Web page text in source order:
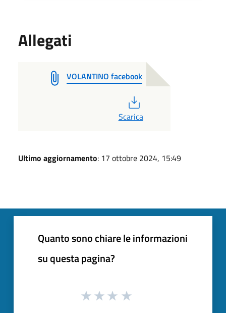
Allegati
VOLANTINO facebook
Scarica
Ultimo aggiornamento: 17 ottobre 2024, 15:49
Quanto sono chiare le informazioni
su questa pagina?